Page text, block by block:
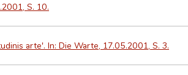
S. 10.
arte'. In: Die Warte, 17.05.2001, S. 3.